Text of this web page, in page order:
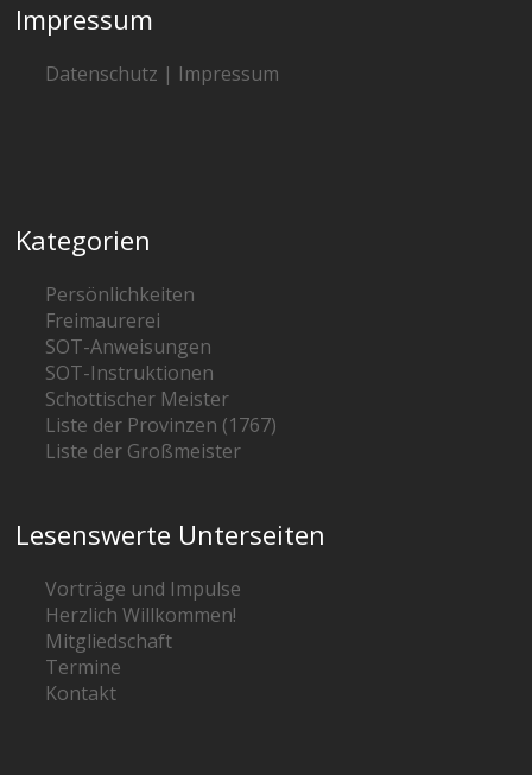
Impressum
Datenschutz | Impressum
Kategorien
Persönlichkeiten
Freimaurerei
SOT-Anweisungen
SOT-Instruktionen
Schottischer Meister
Liste der Provinzen (1767)
Liste der Großmeister
Lesenswerte Unterseiten
Vorträge und Impulse
Herzlich Willkommen!
Mitgliedschaft
Termine
Kontakt